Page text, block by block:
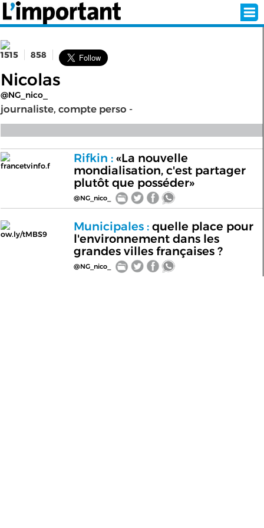
SÉLECTION DE L'ÉTÉ
SUR L'ÉCRAN D'ACCUEIL
ABONNEZ-VOUS À LA NEWSLETTER!
< RETOUR À L'ACCUEIL
1515 858
Nicolas
@NG_nico_
journaliste, compte perso -
francetvinfo.f
Rifkin :«La nouvelle
mondialisation, c'est partager
plutôt que posséder»
@NG_nico_
ow.ly/tMBS9
Municipales :quelle place pour
l'environnement dans les
grandes villes françaises ?
@NG_nico_